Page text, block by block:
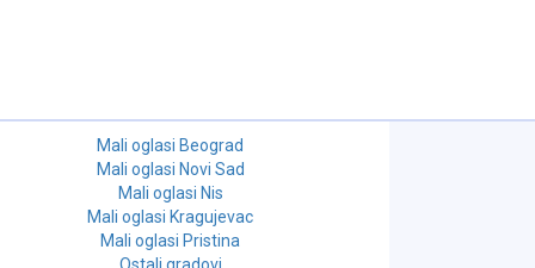
Mali oglasi Beograd
Mali oglasi Novi Sad
Mali oglasi Nis
Mali oglasi Kragujevac
Mali oglasi Pristina